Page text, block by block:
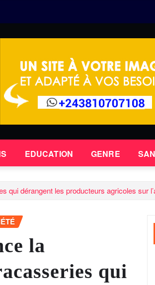
EDUCATION GENRE
dérangent les producteurs agricoles sur
la
qui